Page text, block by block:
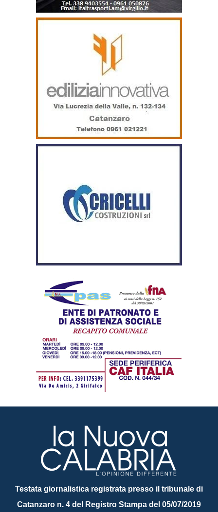
Testata giornalistica registrata presso il tribunale di
Catanzaro n. 4 del Registro Stampa del 05/07/2019